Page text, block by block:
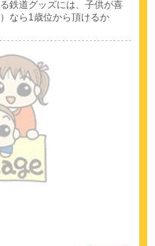
鉄道グッズには、子供が喜
なら1歳位から頂けるか